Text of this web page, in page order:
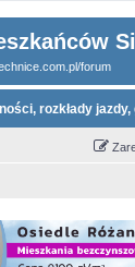
forum
rozkłady jazdy,